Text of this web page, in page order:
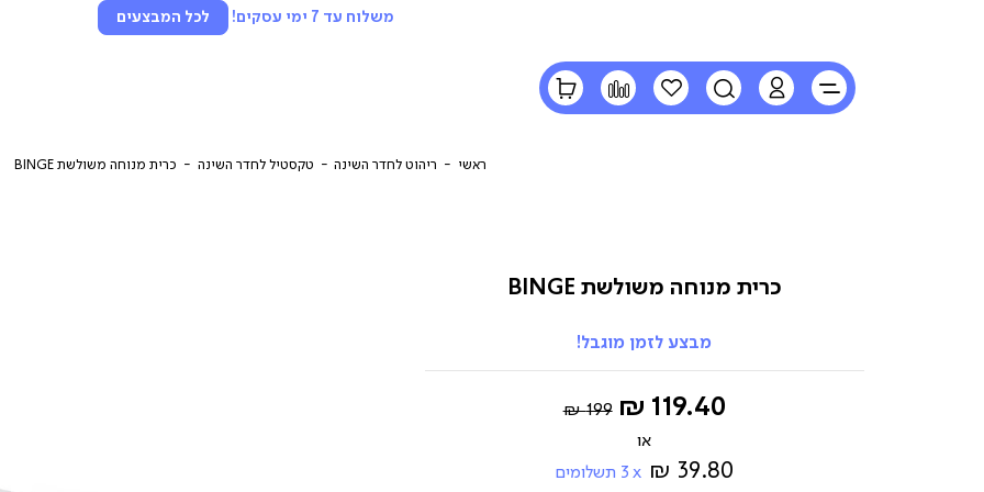
משלוח עד 7 ימי עסקים! לכל המבצעים
LOGINחיפוש
הרשימה
שלי
השוואההסל
שלי
ראשי ריהוט לחדר השינה טקסטיל לחדר השינה כרית מנוחה משולשת BINGE
כרית מנוחה משולשת BINGE
מבצע לזמן מוגבל!
החל
119.40 ₪
Regular
199 ₪
39.80 ₪
3 תשלומים